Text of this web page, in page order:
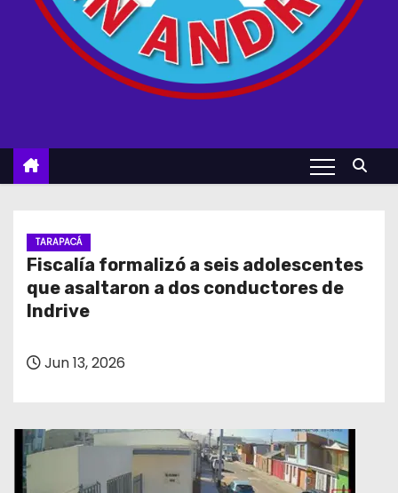
TARAPACÁ
Fiscalía formalizó a seis adolescentes
que asaltaron a dos conductores de
Indrive
Jun 13, 2026